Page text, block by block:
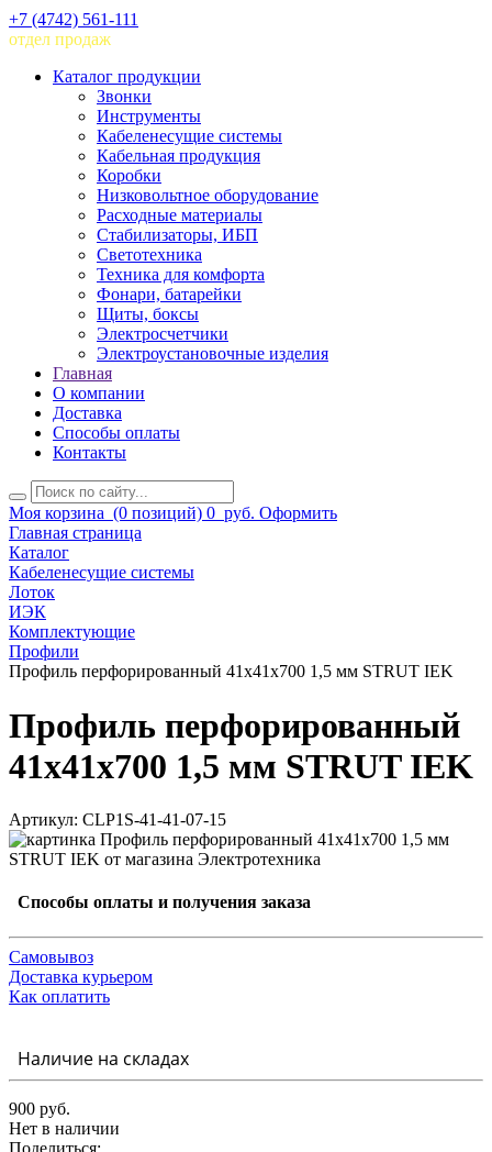
+7 (4742) 561-111
отдел продаж
Каталог продукции
Звонки
Инструменты
Кабеленесущие системы
Кабельная продукция
Коробки
Низковольтное оборудование
Расходные материалы
Стабилизаторы, ИБП
Светотехника
Техника для комфорта
Фонари, батарейки
Щиты, боксы
Электросчетчики
Электроустановочные изделия
Главная
О компании
Доставка
Способы оплаты
Контакты
Моя корзина (0 позиций) 0 руб. Оформить
Главная страница
Каталог
Кабеленесущие системы
Лоток
ИЭК
Комплектующие
Профили
Профиль перфорированный 41х41х700 1,5 мм STRUT IEK
Профиль перфорированный
41х41х700 1,5 мм STRUT IEK
Артикул: CLP1S-41-41-07-15
Способы оплаты и получения заказа
Самовывоз
Доставка курьером
Как оплатить
Наличие на складах
900 руб.
Нет в наличии
Поделиться: